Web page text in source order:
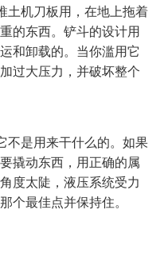
机刀板用，在地上拖着
的东西。铲斗的设计用
和卸载的。当你滥用它
过大压力，并破坏整个
是用来干什么的。如果
撬动东西，用正确的属
度太陡，液压系统受力
个最佳点并保持住。